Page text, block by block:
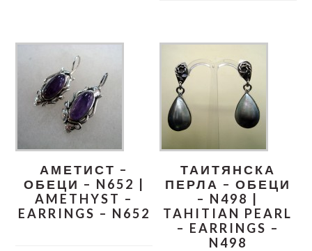
АМЕТИСТ –
ОБЕЦИ – N652 |
AMETHYST –
EARRINGS – N652
ТАИТЯНСКА
ПЕРЛА – ОБЕЦИ
– N498 |
TAHITIAN PEARL
– EARRINGS –
N498